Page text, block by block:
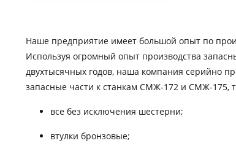
Наше предприятие имеет большой опыт по
Используя огромный опыт производства
двухтысячных годов, наша компания серийно
запасные части к станкам СМЖ-172 и СМЖ-175,
все без исключения шестерни;
втулки бронзовые;